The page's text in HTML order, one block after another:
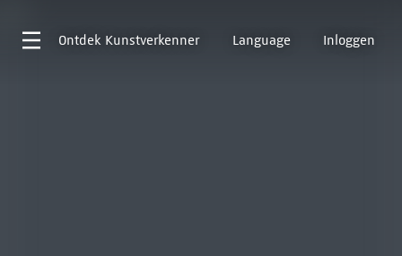
Ontdek Kunstverkenner Language Inloggen